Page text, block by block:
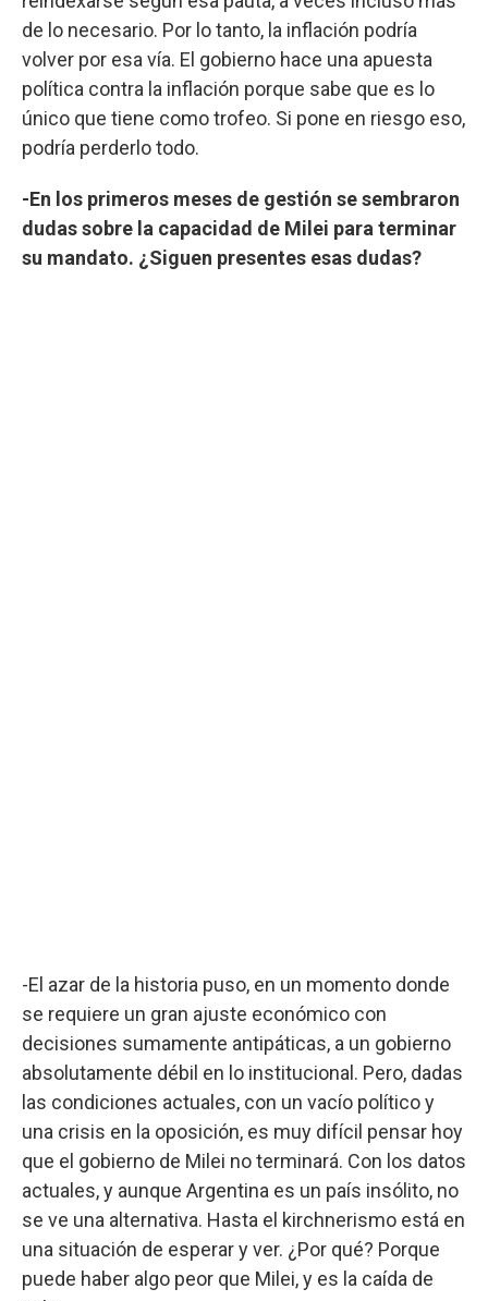
de lo necesario. Por lo tanto, la inflación podría
volver por esa vía. El gobierno hace una apuesta
política contra la inflación porque sabe que es lo
único que tiene como trofeo. Si pone en riesgo eso,
podría perderlo todo.
-En los primeros meses de gestión se sembraron
dudas sobre la capacidad de Milei para terminar
su mandato. ¿Siguen presentes esas dudas?
-El azar de la historia puso, en un momento donde
se requiere un gran ajuste económico con
decisiones sumamente antipáticas, a un gobierno
absolutamente débil en lo institucional. Pero, dadas
las condiciones actuales, con un vacío político y
una crisis en la oposición, es muy difícil pensar hoy
que el gobierno de Milei no terminará. Con los datos
actuales, y aunque Argentina es un país insólito, no
se ve una alternativa. Hasta el kirchnerismo está en
una situación de esperar y ver. ¿Por qué? Porque
puede haber algo peor que Milei, y es la caída de